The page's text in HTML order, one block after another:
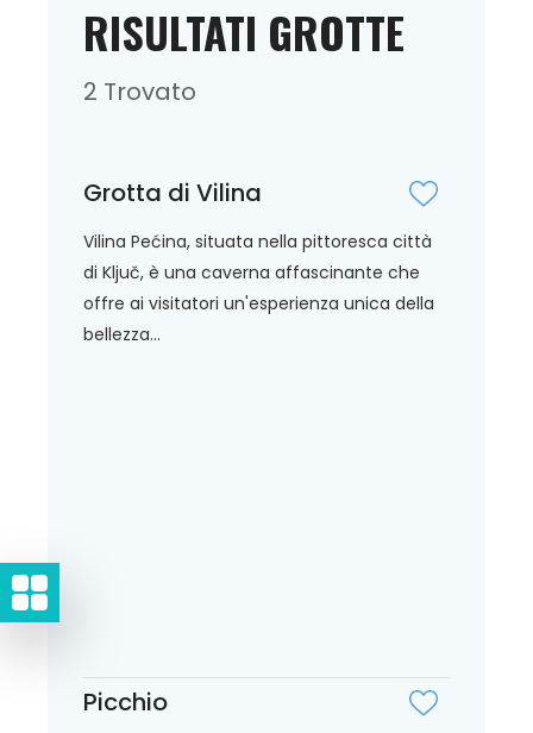
RISULTATI GROTTE
2 Trovato
Grotta di Vilina
Vilina Pećina, situata nella pittoresca città
di Ključ, è una caverna affascinante che
offre ai visitatori un'esperienza unica della
bellezza...
Picchio